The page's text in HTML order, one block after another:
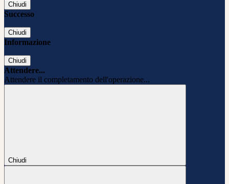
Chiudi
Successo
Chiudi
Informazione
Chiudi
Attendere...
Attendere il completamento dell'operazione...
Chiudi